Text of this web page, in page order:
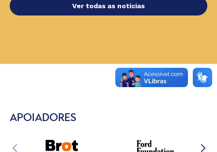
Ver todas as notícias
APOIADORES